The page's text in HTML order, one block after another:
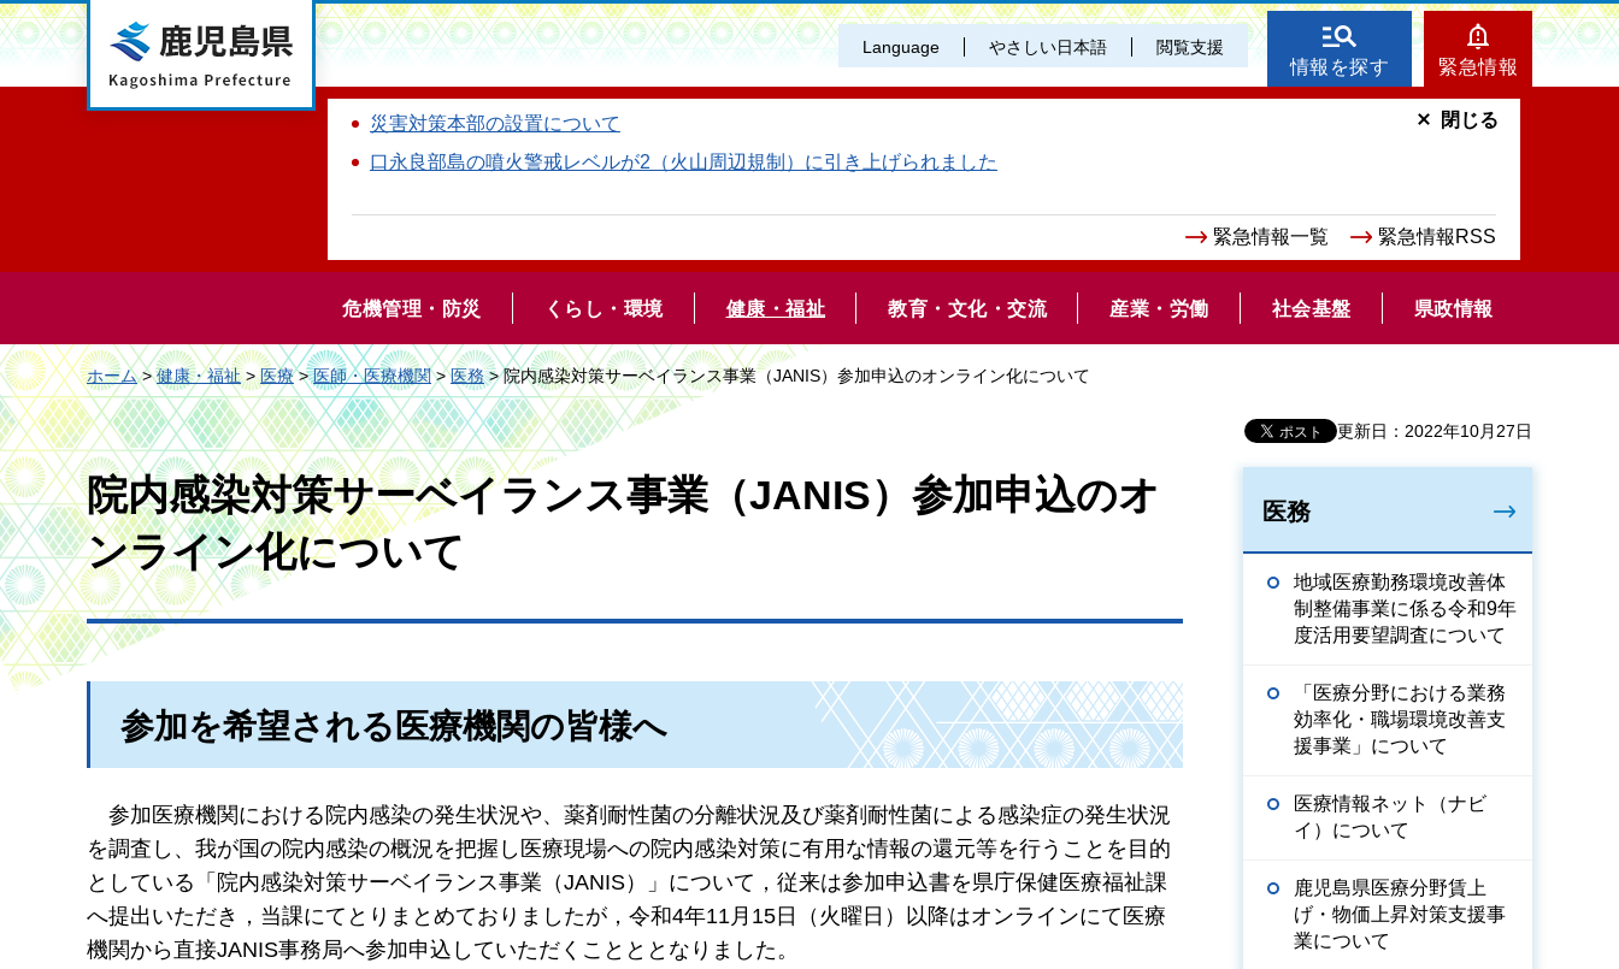
鹿児島県 Language やさしい日本語 閲覧支援
情報を探す 緊急情報
災害対策本部の設置について
口永良部島の噴火警戒レベルが2（火山周辺規制）に引き上げられました
緊急情報一覧 緊急情報RSS
閉じる
危機管理・防災 くらし・環境 健康・福祉 教育・文化・交流 産業・労働 社会基盤 県政情報
ホーム>健康・福祉>医療>医師・医療機関>医務> 院内感染対策サーベイランス事業（JANIS）参加申込のオンライン化について
更新日：2022年10月27日
院内感染対策サーベイランス事業（JANIS）参加申込のオ
ンライン化について
参加を希望される医療機関の皆様へ
参加医療機関における院内感染の発生状況や、薬剤耐性菌の分離状況及び薬剤耐性菌による感染症の発生状況
を調査し、我が国の院内感染の概況を把握し医療現場への院内感染対策に有用な情報の還元等を行うことを目的
としている「院内感染対策サーベイランス事業（JANIS）」について，従来は参加申込書を県庁保健医療福祉課
へ提出いただき，当課にてとりまとめておりましたが，令和4年11月15日（火曜日）以降はオンラインにて医療
機関から直接JANIS事務局へ参加申込していただくことととなりました。
医務
地域医療勤務環境改善体
制整備事業に係る令和9年
度活用要望調査について
「医療分野における業務
効率化・職場環境改善支
援事業」について
医療情報ネット（ナビ
イ）について
鹿児島県医療分野賃上
げ・物価上昇対策支援事
業について